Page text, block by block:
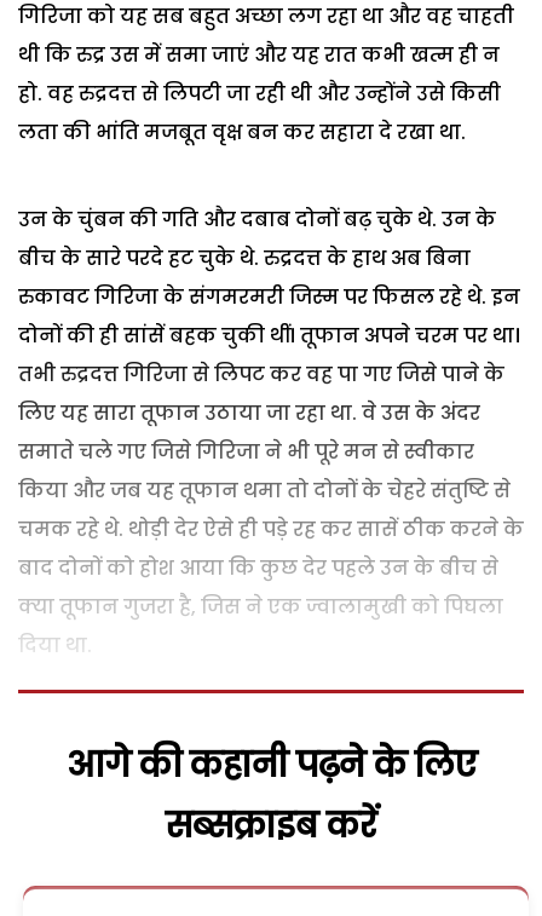
गिरिजा को यह सब बहुत अच्छा लग रहा था और वह चाहती
थी कि रुद्र उस में समा जाएं और यह रात कभी खत्म ही न
हो. वह रुद्रदत्त से लिपटी जा रही थी और उन्होंने उसे किसी
लता की भांति मजबूत वृक्ष बन कर सहारा दे रखा था.
उन के चुंबन की गति और दबाब दोनों बढ़ चुके थे. उन के
बीच के सारे परदे हट चुके थे. रुद्रदत्त के हाथ अब बिना
रुकावट गिरिजा के संगमरमरी जिस्म पर फिसल रहे थे. इन
दोनों की ही सांसें बहक चुकी थीं। तूफान अपने चरम पर था।
तभी रुद्रदत्त गिरिजा से लिपट कर वह पा गए जिसे पाने के
लिए यह सारा तूफान उठाया जा रहा था. वे उस के अंदर
समाते चले गए जिसे गिरिजा ने भी पूरे मन से स्वीकार
किया और जब यह तूफान थमा तो दोनों के चेहरे संतुष्टि से
चमक रहे थे. थोड़ी देर ऐसे ही पड़े रह कर सासें ठीक करने के
बाद दोनों को होश आया कि कुछ देर पहले उन के बीच से
क्या तूफान गुजरा है, जिस ने एक ज्वालामुखी को पिघला
दिया था.
आगे की कहानी पढ़ने के लिए
सब्सक्राइब करें